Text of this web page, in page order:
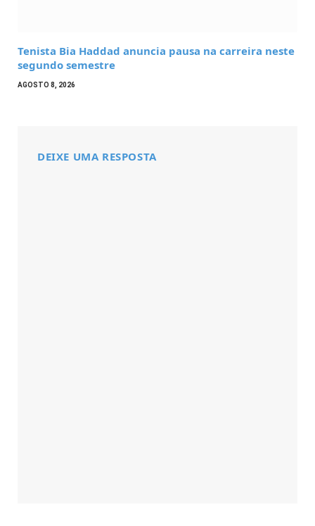
Tenista Bia Haddad anuncia pausa na carreira neste
segundo semestre
AGOSTO 8, 2026
DEIXE UMA RESPOSTA